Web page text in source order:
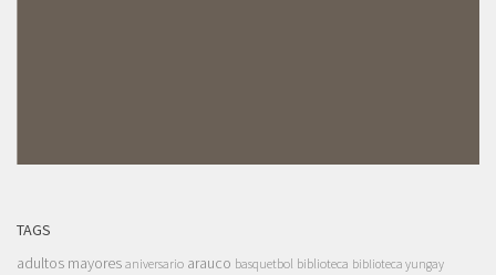
TAGS
adultos mayores aniversario arauco basquetbol biblioteca biblioteca yungay